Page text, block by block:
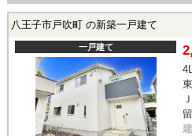
八王子市戸吹町 の新築一戸建て
一戸建て